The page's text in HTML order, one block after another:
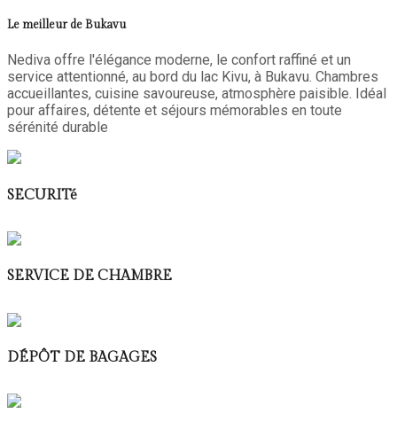
Le meilleur de Bukavu
Nediva offre l'élégance moderne, le confort raffiné et un
service attentionné, au bord du lac Kivu, à Bukavu. Chambres
accueillantes, cuisine savoureuse, atmosphère paisible. Idéal
pour affaires, détente et séjours mémorables en toute
sérénité durable
SECURITé
SERVICE DE CHAMBRE
DÉPÔT DE BAGAGES